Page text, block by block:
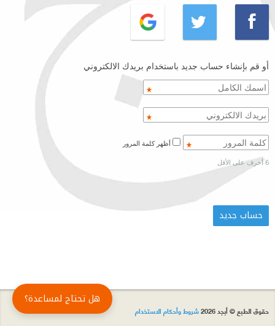
أو قم بإنشاء حساب جديد باستخدام بريدك الالكتروني
6 أحرف على الأقل
حقوق الطبع © أبجد 2026 شروط وأحكام الاستخدام
هل تحتاج لمساعدة؟